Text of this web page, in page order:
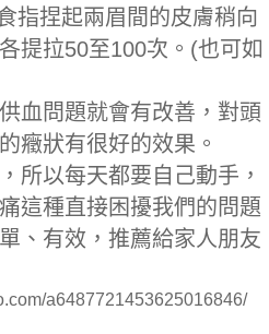
指捏起兩眉間的皮膚稍向
提拉50至100次。(也可如
血問題就會有改善，對頭
癥狀有很好的效果。
所以每天都要自己動手，
這種直接困擾我們的問題
、有效，推薦給家人朋友
a6487721453625016846/